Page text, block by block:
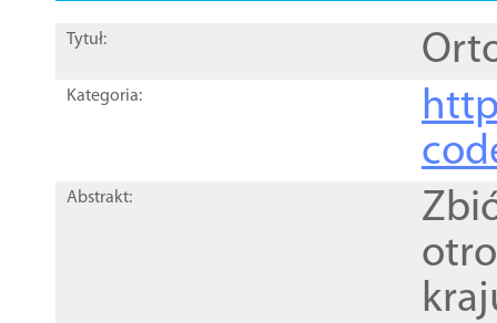
Tytuł:
Kategoria:
Abstrakt: